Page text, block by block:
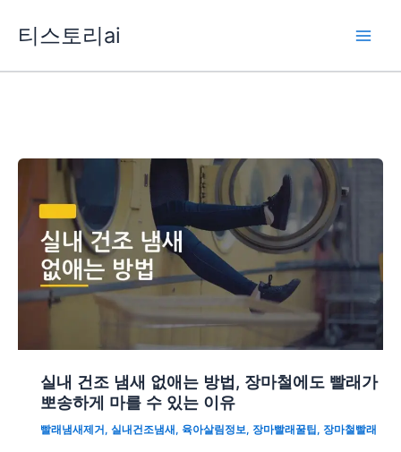
티스토리ai
실내 건조 냄새 없애는 방법, 장마철에도 빨래가
뽀송하게 마를 수 있는 이유
빨래냄새제거 , 실내건조냄새 , 육아살림정보, 장마빨래꿀팁 , 장마철빨래